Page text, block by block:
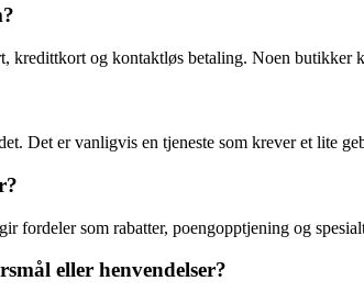
og kontaktløs betaling. Noen butikker
er vanligvis en tjeneste som krever et lite
fordeler som rabatter, poengopptjening og
eller henvendelser?